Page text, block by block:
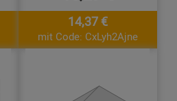
14,37 €
mit Code: CxLyh2Ajne